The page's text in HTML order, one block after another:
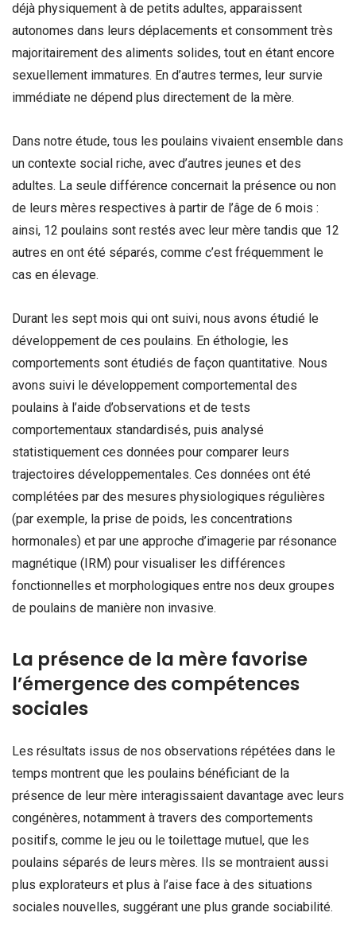
déjà physiquement à de petits adultes, apparaissent
autonomes dans leurs déplacements et consomment très
majoritairement des aliments solides, tout en étant encore
sexuellement immatures. En d’autres termes, leur survie
immédiate ne dépend plus directement de la mère.
Dans notre étude, tous les poulains vivaient ensemble dans
un contexte social riche, avec d’autres jeunes et des
adultes. La seule différence concernait la présence ou non
de leurs mères respectives à partir de l’âge de 6 mois :
ainsi, 12 poulains sont restés avec leur mère tandis que 12
autres en ont été séparés, comme c’est fréquemment le
cas en élevage.
Durant les sept mois qui ont suivi, nous avons étudié le
développement de ces poulains. En éthologie, les
comportements sont étudiés de façon quantitative. Nous
avons suivi le développement comportemental des
poulains à l’aide d’observations et de tests
comportementaux standardisés, puis analysé
statistiquement ces données pour comparer leurs
trajectoires développementales. Ces données ont été
complétées par des mesures physiologiques régulières
(par exemple, la prise de poids, les concentrations
hormonales) et par une approche d’imagerie par résonance
magnétique (IRM) pour visualiser les différences
fonctionnelles et morphologiques entre nos deux groupes
de poulains de manière non invasive.
La présence de la mère favorise
l’émergence des compétences
sociales
Les résultats issus de nos observations répétées dans le
temps montrent que les poulains bénéficiant de la
présence de leur mère interagissaient davantage avec leurs
congénères, notamment à travers des comportements
positifs, comme le jeu ou le toilettage mutuel, que les
poulains séparés de leurs mères. Ils se montraient aussi
plus explorateurs et plus à l’aise face à des situations
sociales nouvelles, suggérant une plus grande sociabilité.